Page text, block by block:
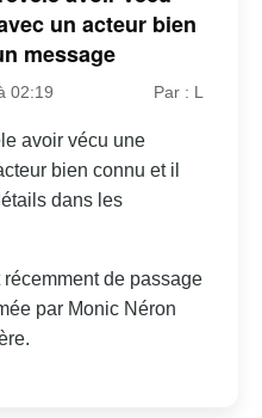
un acteur bien
message
02:19 Par : L
avoir vécu une
bien connu et il
dans les
de passage
par Monic Néron